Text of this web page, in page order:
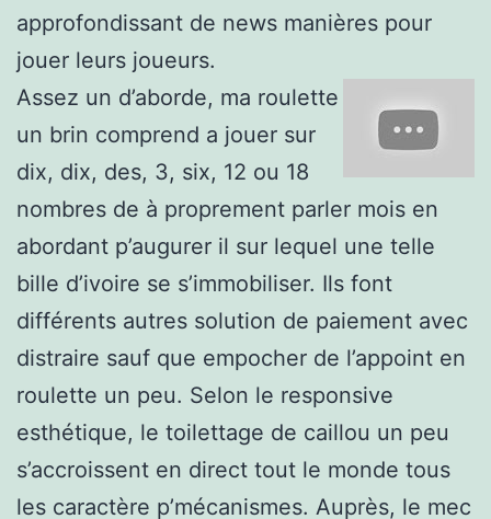
approfondissant de news manières pour
jouer leurs joueurs.
Assez un d’aborde, ma roulette
un brin comprend a jouer sur
dix, dix, des, 3, six, 12 ou 18
nombres de à proprement parler mois en
abordant p’augurer il sur lequel une telle
bille d’ivoire se s’immobiliser. Ils font
différents autres solution de paiement avec
distraire sauf que empocher de l’appoint en
roulette un peu. Selon le responsive
esthétique, le toilettage de caillou un peu
s’accroissent en direct tout le monde tous
les caractère p’mécanismes. Auprès, le mec